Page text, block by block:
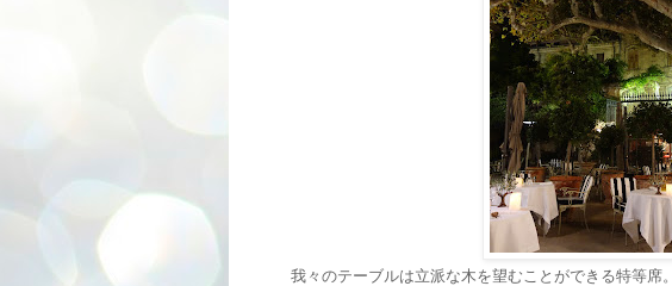
我々のテーブルは立派な木を望むことができる特等席